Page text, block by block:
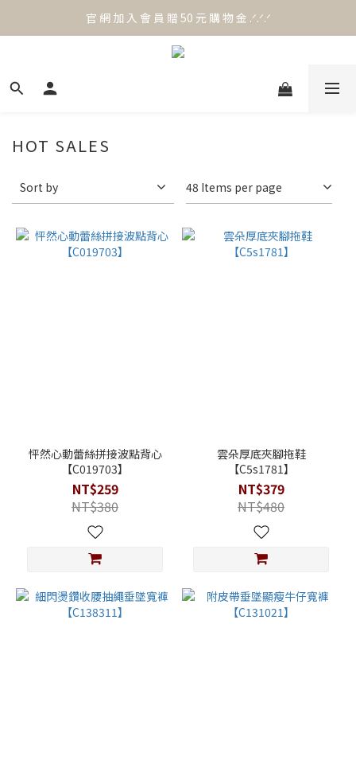
官 網 加 入 會 員 贈 50 元 購 物 金 .ᐟ.ᐟ.ᐟ
官 網 加 入 會 員 贈 50 元 購 物 金 .ᐟ.ᐟ.ᐟ
⟡.·*. 滿 NT.1000 免 運 費 ꔛ♡
HOT SALES
Sort by 48 Items per page
怦然心動蕾絲拼接波點背心
【C019703】
NT$259
NT$380
雲朵厚底夾腳拖鞋
【C5s1781】
NT$379
NT$480